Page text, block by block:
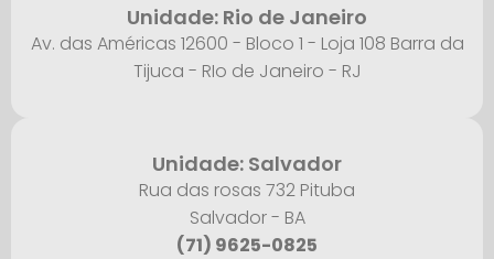
Unidade: Rio de Janeiro
Av. das Américas 12600 - Bloco 1 - Loja 108 Barra da
Tijuca - RIo de Janeiro - RJ
Unidade: Salvador
Rua das rosas 732 Pituba
Salvador - BA
(71) 9625-0825